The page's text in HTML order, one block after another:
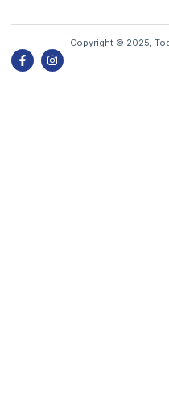
Copyright © 2025,